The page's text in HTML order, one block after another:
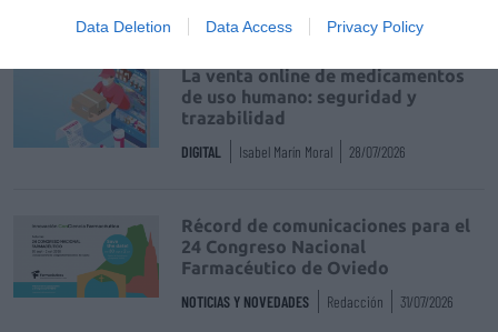
Data Deletion Data Access Privacy Policy
Destacados
La venta online de medicamentos
de uso humano: seguridad y
trazabilidad
DIGITAL Isabel Marín Moral 28/07/2026
Récord de comunicaciones para el
24 Congreso Nacional
Farmacéutico de Oviedo
NOTICIAS Y NOVEDADES Redacción 31/07/2026